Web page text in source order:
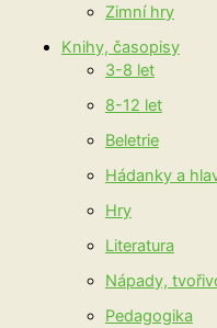
Zimní hry
Knihy, časopisy
3-8 let
8-12 let
Beletrie
Hádanky a
Hry
Literatura
Nápady,
Pedagogika